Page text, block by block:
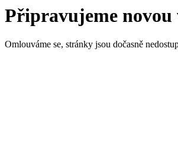
Připravujeme novou
Omlouváme se, stránky jsou dočasně